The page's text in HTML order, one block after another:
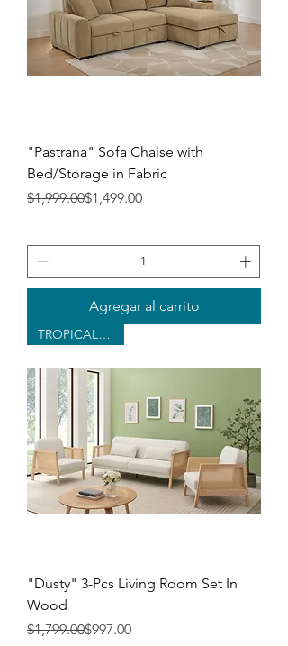
"Pastrana" Sofa Chaise with
Bed/Storage in Fabric
Precio
$1,999.00
Precio de oferta
$1,499.00
Agregar al carrito
TROPICAL LOOK
"Dusty" 3-Pcs Living Room Set In
Wood
Precio
$1,799.00
Precio de oferta
$997.00